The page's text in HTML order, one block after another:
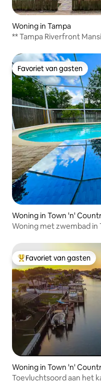
Woning in Tampa
** Tampa Riverfront
Favoriet van gasten
Favoriet van gasten
Woning in Town 'n'
Woning met zwembad in
Topfavoriet van gasten
Favoriet van gasten
Woning in Town 'n'
Toevluchtsoord aan het